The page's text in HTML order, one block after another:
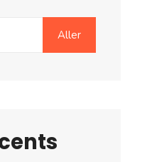
Aller